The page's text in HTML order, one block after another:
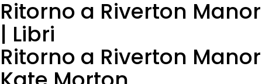
Ritorno a Riverton Manor
| Libri
Ritorno a Riverton Manor